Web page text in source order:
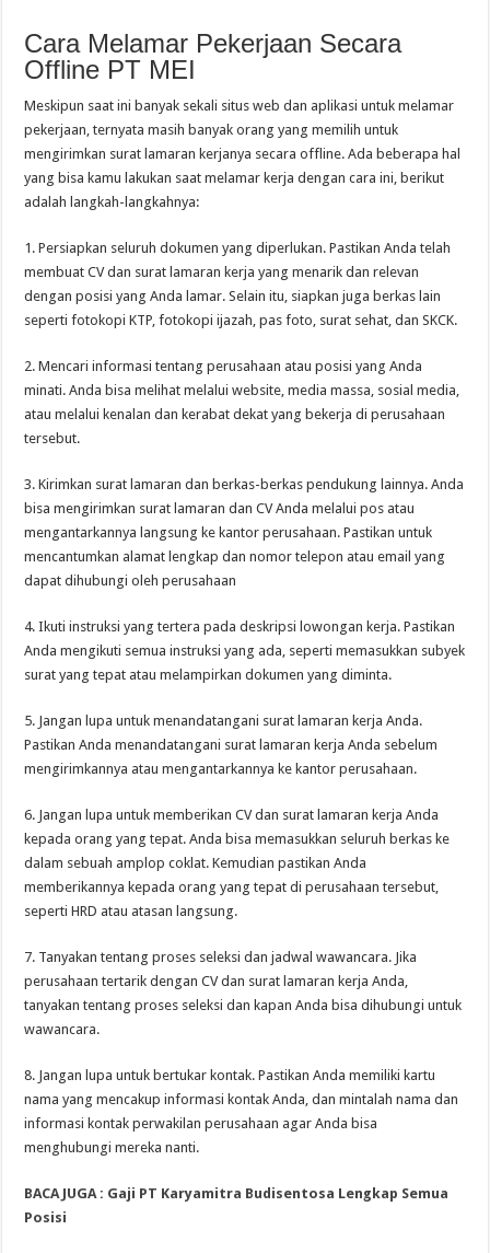
Cara Melamar Pekerjaan Secara
Offline PT MEI
Meskipun saat ini banyak sekali situs web dan aplikasi untuk melamar
pekerjaan, ternyata masih banyak orang yang memilih untuk
mengirimkan surat lamaran kerjanya secara offline. Ada beberapa hal
yang bisa kamu lakukan saat melamar kerja dengan cara ini, berikut
adalah langkah-langkahnya:
1. Persiapkan seluruh dokumen yang diperlukan. Pastikan Anda telah
membuat CV dan surat lamaran kerja yang menarik dan relevan
dengan posisi yang Anda lamar. Selain itu, siapkan juga berkas lain
seperti fotokopi KTP, fotokopi ijazah, pas foto, surat sehat, dan SKCK.
2. Mencari informasi tentang perusahaan atau posisi yang Anda
minati. Anda bisa melihat melalui website, media massa, sosial media,
atau melalui kenalan dan kerabat dekat yang bekerja di perusahaan
tersebut.
3. Kirimkan surat lamaran dan berkas-berkas pendukung lainnya. Anda
bisa mengirimkan surat lamaran dan CV Anda melalui pos atau
mengantarkannya langsung ke kantor perusahaan. Pastikan untuk
mencantumkan alamat lengkap dan nomor telepon atau email yang
dapat dihubungi oleh perusahaan
4. Ikuti instruksi yang tertera pada deskripsi lowongan kerja. Pastikan
Anda mengikuti semua instruksi yang ada, seperti memasukkan subyek
surat yang tepat atau melampirkan dokumen yang diminta.
5. Jangan lupa untuk menandatangani surat lamaran kerja Anda.
Pastikan Anda menandatangani surat lamaran kerja Anda sebelum
mengirimkannya atau mengantarkannya ke kantor perusahaan.
6. Jangan lupa untuk memberikan CV dan surat lamaran kerja Anda
kepada orang yang tepat. Anda bisa memasukkan seluruh berkas ke
dalam sebuah amplop coklat. Kemudian pastikan Anda
memberikannya kepada orang yang tepat di perusahaan tersebut,
seperti HRD atau atasan langsung.
7. Tanyakan tentang proses seleksi dan jadwal wawancara. Jika
perusahaan tertarik dengan CV dan surat lamaran kerja Anda,
tanyakan tentang proses seleksi dan kapan Anda bisa dihubungi untuk
wawancara.
8. Jangan lupa untuk bertukar kontak. Pastikan Anda memiliki kartu
nama yang mencakup informasi kontak Anda, dan mintalah nama dan
informasi kontak perwakilan perusahaan agar Anda bisa
menghubungi mereka nanti.
BACA JUGA : Gaji PT Karyamitra Budisentosa Lengkap Semua
Posisi